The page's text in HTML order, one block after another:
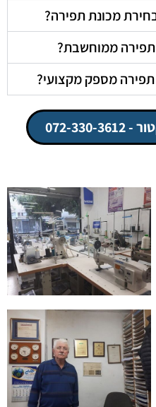
מכונת תפירה?
ממוחשבת?
מספק מקצועי?
3612